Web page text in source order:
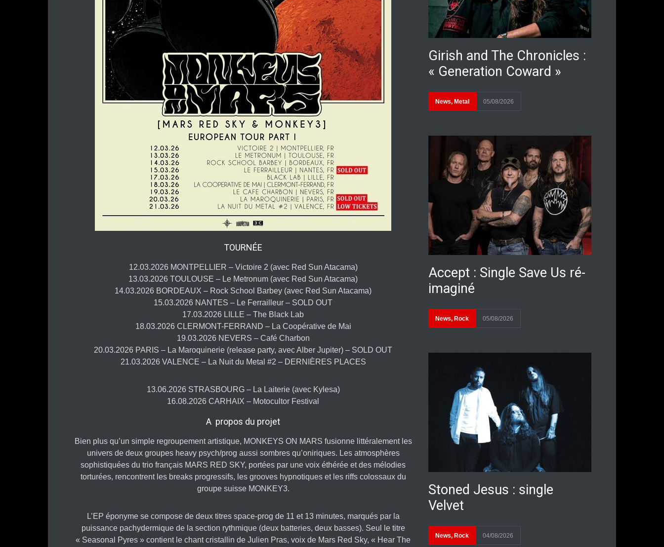
TOURNÉE
12.03.2026 MONTPELLIER – Victoire 2 (avec Red Sun Atacama)
13.03.2026 TOULOUSE – Le Metronum (avec Red Sun Atacama)
14.03.2026 BORDEAUX – Rock School Barbey (avec Red Sun Atacama)
15.03.2026 NANTES – Le Ferrailleur – SOLD OUT
17.03.2026 LILLE – The Black Lab
18.03.2026 CLERMONT-FERRAND – La Coopérative de Mai
19.03.2026 NEVERS – Café Charbon
20.03.2026 PARIS – La Maroquinerie (release party, avec Alber Jupiter) – SOLD OUT
21.03.2026 VALENCE – La Nuit du Metal #2 – DERNIÈRES PLACES
13.06.2026 STRASBOURG – La Laiterie (avec Kylesa)
16.08.2026 CARHAIX – Motocultor Festival
A propos du projet
Bien plus qu’un simple regroupement artistique, MONKEYS ON MARS fusionne littéralement les
univers de deux groupes heavy psych/prog aussi sombres qu’oniriques. Les atmosphères
sophistiquées du trio français MARS RED SKY, portées par une voix éthérée et des mélodies
torturées, rencontrent les breaks progressifs, les grooves hypnotiques et les riffs colossaux du
groupe suisse MONKEY3.
L’EP éponyme se compose de deux titres space-prog de 11 et 13 minutes, marqués par la
puissance pachydermique de la section rythmique (deux batteries, deux basses). Seul le titre
« Seasonal Pyres » contient le chant cristallin de Julien Pras, voix de Mars Red Sky, « Hear The
Girish and The Chronicles :
« Generation Coward »
News, Metal 05/08/2026
Accept : Single Save Us ré-
imaginé
News, Rock 05/08/2026
Stoned Jesus : single
Velvet
News, Rock 04/08/2026